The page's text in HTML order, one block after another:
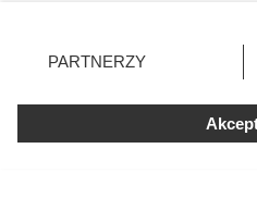
zmienić/wycofać klikając
znajdujący się w lewym
użytkownika, ale masz prawo
przetwarzaniu. Preferencje
PARTNERZY